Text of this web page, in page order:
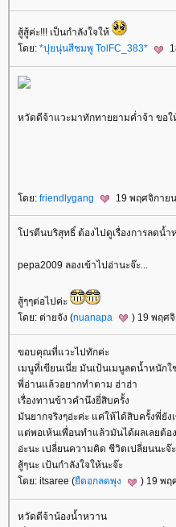
สู้สู้ค่ะ!!! เป็นกำลังใจให้
ดย: *ปุยนุ่นสีชมพู TolFC_383*
หวัดดีจ้าแวะมาทักทายยามค่ำจ้า ขอ
ดย: friendlygang 19 พฤศจิกาย
ปรตีนบริสุทธิ์ ต้องไปดูเรื่องการลดน้
pepa2009 ลองเข้าไปอ่านะจ๊ะ...
สู้ๆๆต่อไปค่ะ
ดย: ต่ายจัง (nuanapa ) 19 พฤศ
ขอบคุณที่แวะไปทักค่ะ
เมนูที่เขียนเนี่ย มันเป้นเมนูลดน้ำหนัก
พี่อ่านแล้วอยากทำตาม ฮ่าฮ่า
เรื่องทานข้าวคำนึงยี่สิบครั้ง
มันยากจริงๆอ่ะค่ะ แค่ให้ได้สิบครั้งพี่ยัง
ต่พอเห้นเพื่อนทำแล้วมันได้ผลเลยต้อ
อ่ะนะ เปลี่ยนความคิด ชีวิตเปลี่ยนนะจ๊ะ
สู้ๆนะ เป้นกำลังใจให้นะจ๊ะ
ดย: itsaree (ืดอกลดพุง ) 19 พฤ
หวัดดีจ้าน้องน้ำหวาน